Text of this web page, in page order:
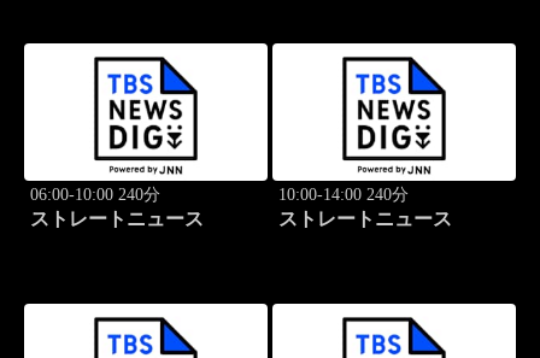
06:00-10:00 240分
ストレートニュース
10:00-14:00 240分
ストレートニュース